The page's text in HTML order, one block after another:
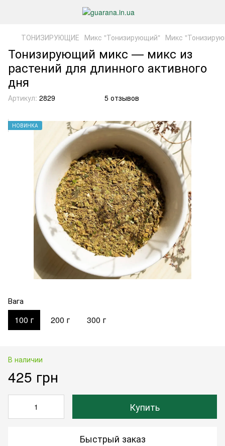
ТОНИЗИРУЮЩИЕ Микс "Тонизирующий" Микс
Тонизирующий микс — микс из
растений для длинного активного
дня
Артикул: 2829 5 отзывов
НОВИНКА
Вага
100 г 200 г 300 г
В наличии
425 грн
Купить
Быстрый заказ